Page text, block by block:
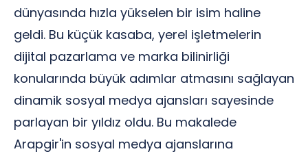
dünyasında hızla yükselen bir isim haline
geldi. Bu küçük kasaba, yerel işletmelerin
dijital pazarlama ve marka bilinirliği
konularında büyük adımlar atmasını sağlayan
dinamik sosyal medya ajansları sayesinde
parlayan bir yıldız oldu. Bu makalede
Arapgir'in sosyal medya ajanslarına